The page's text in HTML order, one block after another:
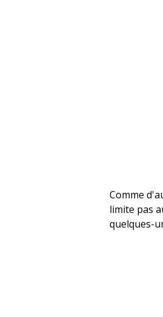
Comme
limite pas
quelques-